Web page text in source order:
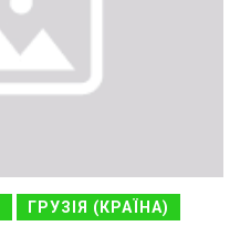
ГРУЗІЯ (КРАЇНА)